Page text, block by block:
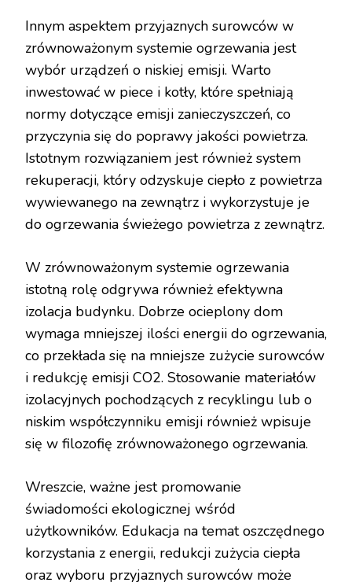
Innym aspektem przyjaznych surowców w
zrównoważonym systemie ogrzewania jest
wybór urządzeń o niskiej emisji. Warto
inwestować w piece i kotły, które spełniają
normy dotyczące emisji zanieczyszczeń, co
przyczynia się do poprawy jakości powietrza.
Istotnym rozwiązaniem jest również system
rekuperacji, który odzyskuje ciepło z powietrza
wywiewanego na zewnątrz i wykorzystuje je
do ogrzewania świeżego powietrza z zewnątrz.
W zrównoważonym systemie ogrzewania
istotną rolę odgrywa również efektywna
izolacja budynku. Dobrze ocieplony dom
wymaga mniejszej ilości energii do ogrzewania,
co przekłada się na mniejsze zużycie surowców
i redukcję emisji CO2. Stosowanie materiałów
izolacyjnych pochodzących z recyklingu lub o
niskim współczynniku emisji również wpisuje
się w filozofię zrównoważonego ogrzewania.
Wreszcie, ważne jest promowanie
świadomości ekologicznej wśród
użytkowników. Edukacja na temat oszczędnego
korzystania z energii, redukcji zużycia ciepła
oraz wyboru przyjaznych surowców może